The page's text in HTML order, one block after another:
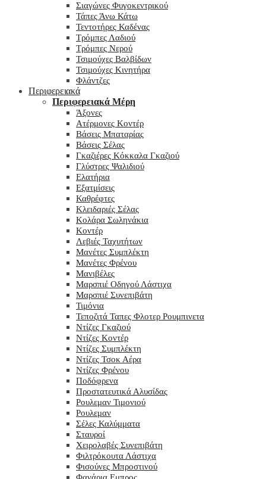
Σιαγώνες Φυγοκεντρικού
Τάπες Άνω Κάτω
Τεντοτήρες Καδένας
Τρόμπες Λαδιού
Τρόμπες Νερού
Τσιμούχες Βαλβίδων
Τσιμούχες Κινητήρα
Φλάντζες
Περιφερειακά
Περιφερειακά Μέρη
Άξονες
Ατέρμονες Κοντέρ
Βάσεις Μπαταρίας
Βάσεις Σέλας
Γκαζιέρες Κόκκαλα Γκαζιού
Γλύστρες Ψαλιδιού
Ελατήρια
Εξατμίσεις
Καθρέφτες
Κλειδαριές Σέλας
Κολάρα Σωληνάκια
Κοντέρ
Λεβιές Ταχυτήτων
Μανέτες Συμπλέκτη
Μανέτες Φρένου
Μανιβέλες
Μαρσπιέ Οδηγού Λάστιχα
Μαρσπιέ Συνεπιβάτη
Τιμόνια
Τεποζιτά Ταπες Φλοτερ Ρουμπινετα
Ντίζες Γκαζιού
Ντίζες Κοντέρ
Ντίζες Συμπλέκτη
Ντίζες Τσοκ Αέρα
Ντίζες Φρένου
Ποδόφρενα
Προστατευτικά Αλυσίδας
Ρουλεμαν Τιμονιού
Ρουλεμαν
Σέλες Καλύμματα
Σταυροί
Χειρολαβές Συνεπιβάτη
Φιλτρόκουτα Λάστιχα
Φισούνες Μπροστινού